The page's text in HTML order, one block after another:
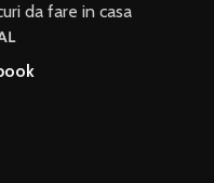
da fare in casa